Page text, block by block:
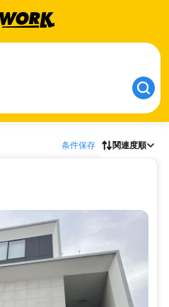
条件保存 関連度順